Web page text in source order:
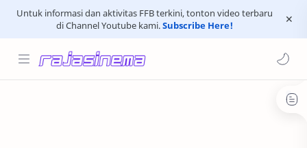
Untuk informasi dan aktivitas FFB terkini, tonton video terbaru
di Channel Youtube kami.Subscribe Here!